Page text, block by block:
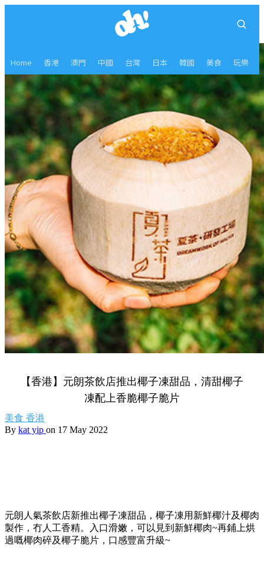
Home 香港 澳門 中國 台灣 日本 韓國 美食 玩樂
【香港】元朗茶飲店推出椰子凍甜品，清甜椰子
凍配上香脆椰子脆片
美食 香港
By kat yip on 17 May 2022
元朗人氣茶飲店新推出椰子凍甜品，椰子凍用新鮮椰汁及椰肉
製作，冇人工香精。入口滑嫩，可以見到新鮮椰肉~再鋪上烘
過嘅椰肉碎及椰子脆片，口感豐富升級~